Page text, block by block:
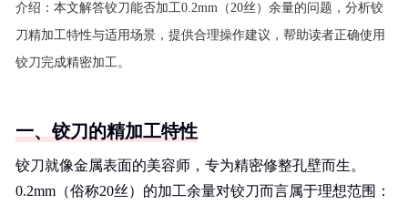
介绍： 本文解答铰刀能否加工0.2mm（20丝）余量的问题，分析铰
刀精加工特性与适用场景，提供合理操作建议，帮助读者正确使用
铰刀完成精密加工。
一、铰刀的精加工特性
铰刀就像金属表面的美容师，专为精密修整孔壁而生。
0.2mm（俗称20丝）的加工余量对铰刀而言属于理想范围：